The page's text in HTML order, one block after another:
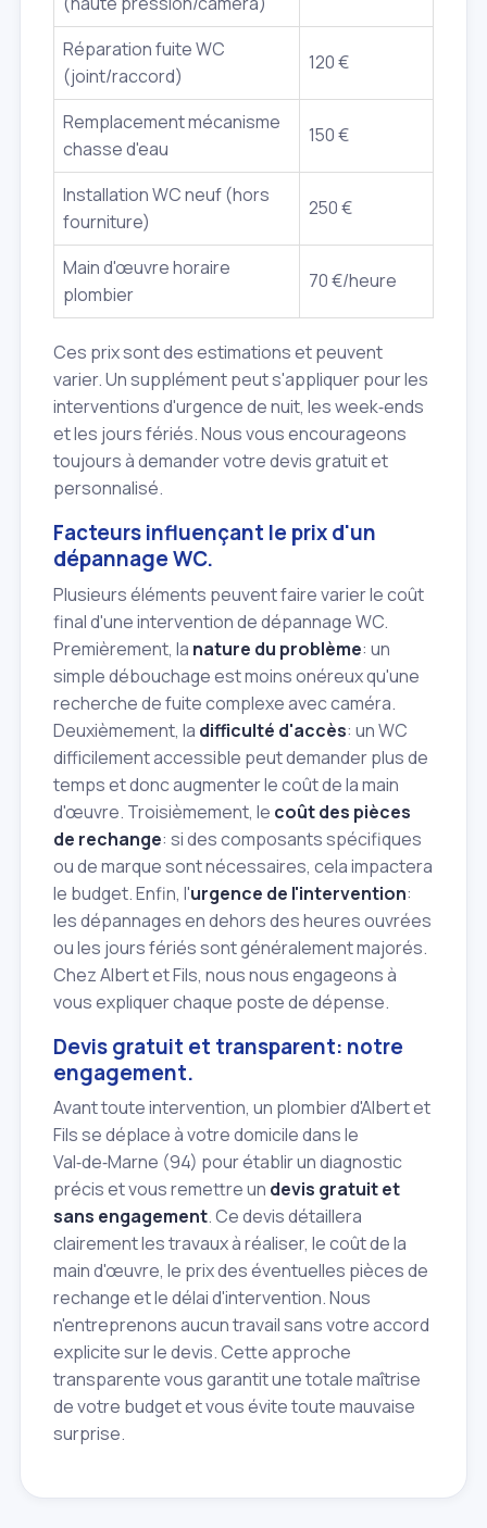
Réparation fuite WC
(joint/raccord)
120 €
Remplacement mécanisme
chasse d'eau
150 €
Installation WC neuf (hors
fourniture)
250 €
Main d'œuvre horaire
plombier
70 €/heure
Ces prix sont des estimations et peuvent
varier. Un supplément peut s'appliquer pour les
interventions d'urgence de nuit, les week‑ends
et les jours fériés. Nous vous encourageons
toujours à demander votre devis gratuit et
personnalisé.
Facteurs influençant le prix d'un
dépannage WC.
Plusieurs éléments peuvent faire varier le coût
final d'une intervention de dépannage WC.
Premièrement, la nature du problème: un
simple débouchage est moins onéreux qu'une
recherche de fuite complexe avec caméra.
Deuxièmement, la difficulté d'accès: un WC
difficilement accessible peut demander plus de
temps et donc augmenter le coût de la main
d'œuvre. Troisièmement, le coût des pièces
de rechange: si des composants spécifiques
ou de marque sont nécessaires, cela impactera
le budget. Enfin, l'urgence de l'intervention:
les dépannages en dehors des heures ouvrées
ou les jours fériés sont généralement majorés.
Chez Albert et Fils, nous nous engageons à
vous expliquer chaque poste de dépense.
Devis gratuit et transparent: notre
engagement.
Avant toute intervention, un plombier d'Albert et
Fils se déplace à votre domicile dans le
Val‑de‑Marne (94) pour établir un diagnostic
précis et vous remettre un devis gratuit et
sans engagement. Ce devis détaillera
clairement les travaux à réaliser, le coût de la
main d'œuvre, le prix des éventuelles pièces de
rechange et le délai d'intervention. Nous
n'entreprenons aucun travail sans votre accord
explicite sur le devis. Cette approche
transparente vous garantit une totale maîtrise
de votre budget et vous évite toute mauvaise
surprise.